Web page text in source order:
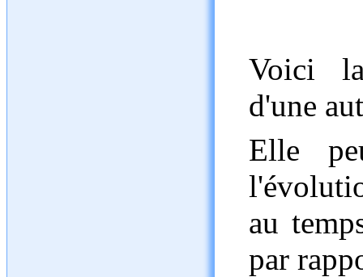
Voici la
d'une
Elle
au
par